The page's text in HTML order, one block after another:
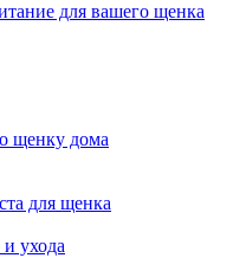
для вашего щенка
щенку дома
для щенка
ухода